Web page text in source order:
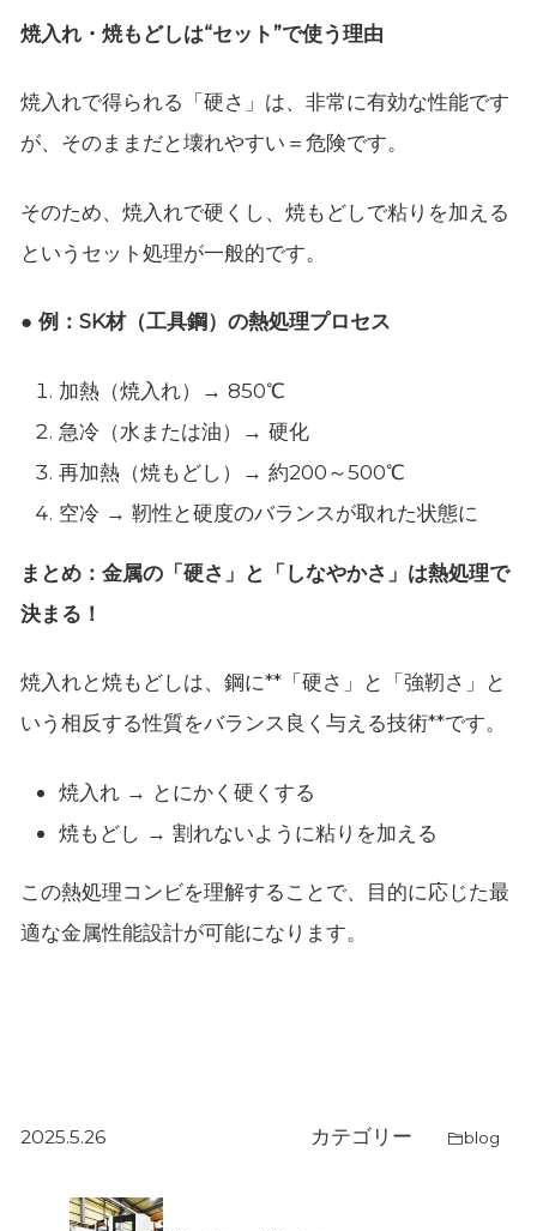
焼入れ・焼もどしは“セット”で使う理由
焼入れで得られる「硬さ」は、非常に有効な性能です
が、そのままだと壊れやすい＝危険です。
そのため、焼入れで硬くし、焼もどしで粘りを加える
というセット処理が一般的です。
● 例：SK材（工具鋼）の熱処理プロセス
加熱（焼入れ）→ 850℃
急冷（水または油）→ 硬化
再加熱（焼もどし）→ 約200～500℃
空冷 → 靭性と硬度のバランスが取れた状態に
まとめ：金属の「硬さ」と「しなやかさ」は熱処理で
決まる！
焼入れと焼もどしは、鋼に**「硬さ」と「強靭さ」と
いう相反する性質をバランス良く与える技術**です。
焼入れ → とにかく硬くする
焼もどし → 割れないように粘りを加える
この熱処理コンビを理解することで、目的に応じた最
適な金属性能設計が可能になります。
2025.5.26 カテゴリー blog